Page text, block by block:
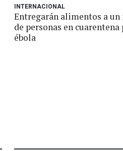
INTERNACIONAL
Entregarán alimentos a
de personas en cuarentena
ébola